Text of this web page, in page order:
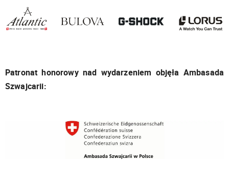
Patronat honorowy nad wydarzeniem objęła Ambasada
Szwajcarii: